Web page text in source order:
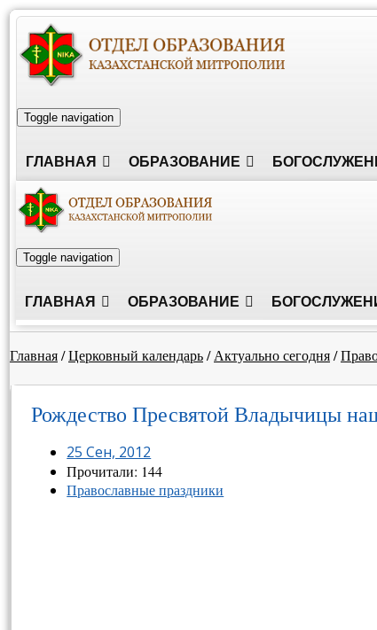
Toggle navigation
ГЛАВНАЯ ОБРАЗОВАНИЕ
Toggle navigation
ГЛАВНАЯ ОБРАЗОВАНИЕ
Главная/Церковный календарь/ Актуально сегодня/
Рождество Пресвятой Владычицы
25 Сен, 2012
Прочитали: 144
Православные праздники